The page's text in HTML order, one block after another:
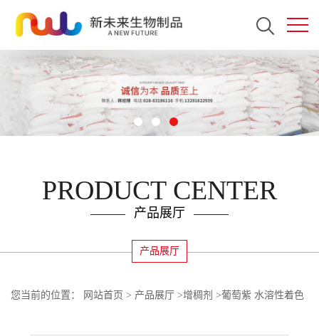
PRODUCT CENTER
产品展厅
产品展厅
您当前的位置： 网站首页 > 产品展厅 >增稠剂 >葡萄紫 水溶性着色